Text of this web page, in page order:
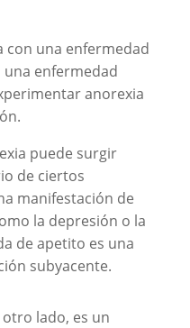
con una enfermedad
una enfermedad
anorexia
puede surgir
de ciertos
manifestación de
la depresión o la
de apetito es una
subyacente.
lado, es un